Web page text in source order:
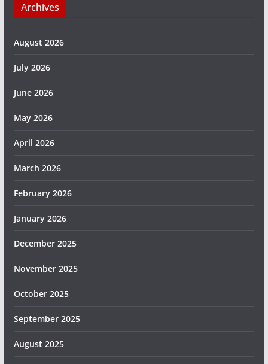
Archives
August 2026
July 2026
June 2026
May 2026
April 2026
March 2026
February 2026
January 2026
December 2025
November 2025
October 2025
September 2025
August 2025